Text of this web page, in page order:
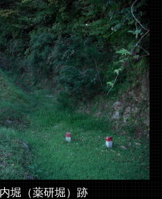
堀（薬研堀）跡